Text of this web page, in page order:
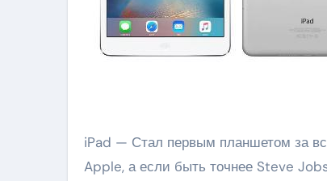
iPad — Стал первым планшетом за всю историю который изобрели сотрудники компании
Apple, а если быть точнее Steve